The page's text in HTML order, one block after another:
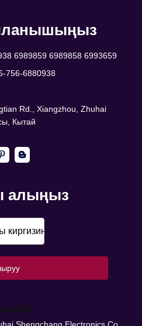
6989859 6989858 6993659
756-6880938
Rd., Xiangzhou, Zhuhai
Кытай
алыңыз